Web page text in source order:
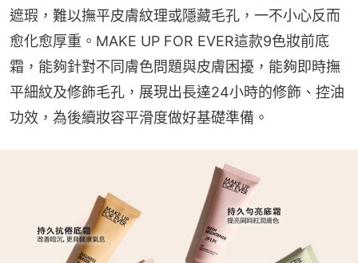
遮瑕，難以撫平皮膚紋理或隱藏毛孔，一不小心反而
愈化愈厚重。MAKE UP FOR EVER這款9色妝前底
霜，能夠針對不同膚色問題與皮膚困擾，能夠即時撫
平細紋及修飾毛孔，展現出長達24小時的修飾、控油
功效，為後續妝容平滑度做好基礎準備。